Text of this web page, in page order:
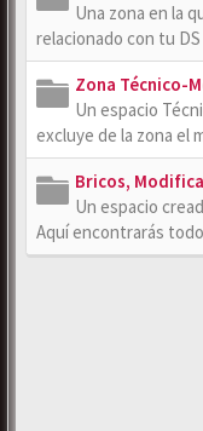
Una zona en la
relacionado con tu DS
Zona Técnico-
Un espacio
excluye de la zona el
Bricos,
Un espacio
Aquí encontrarás